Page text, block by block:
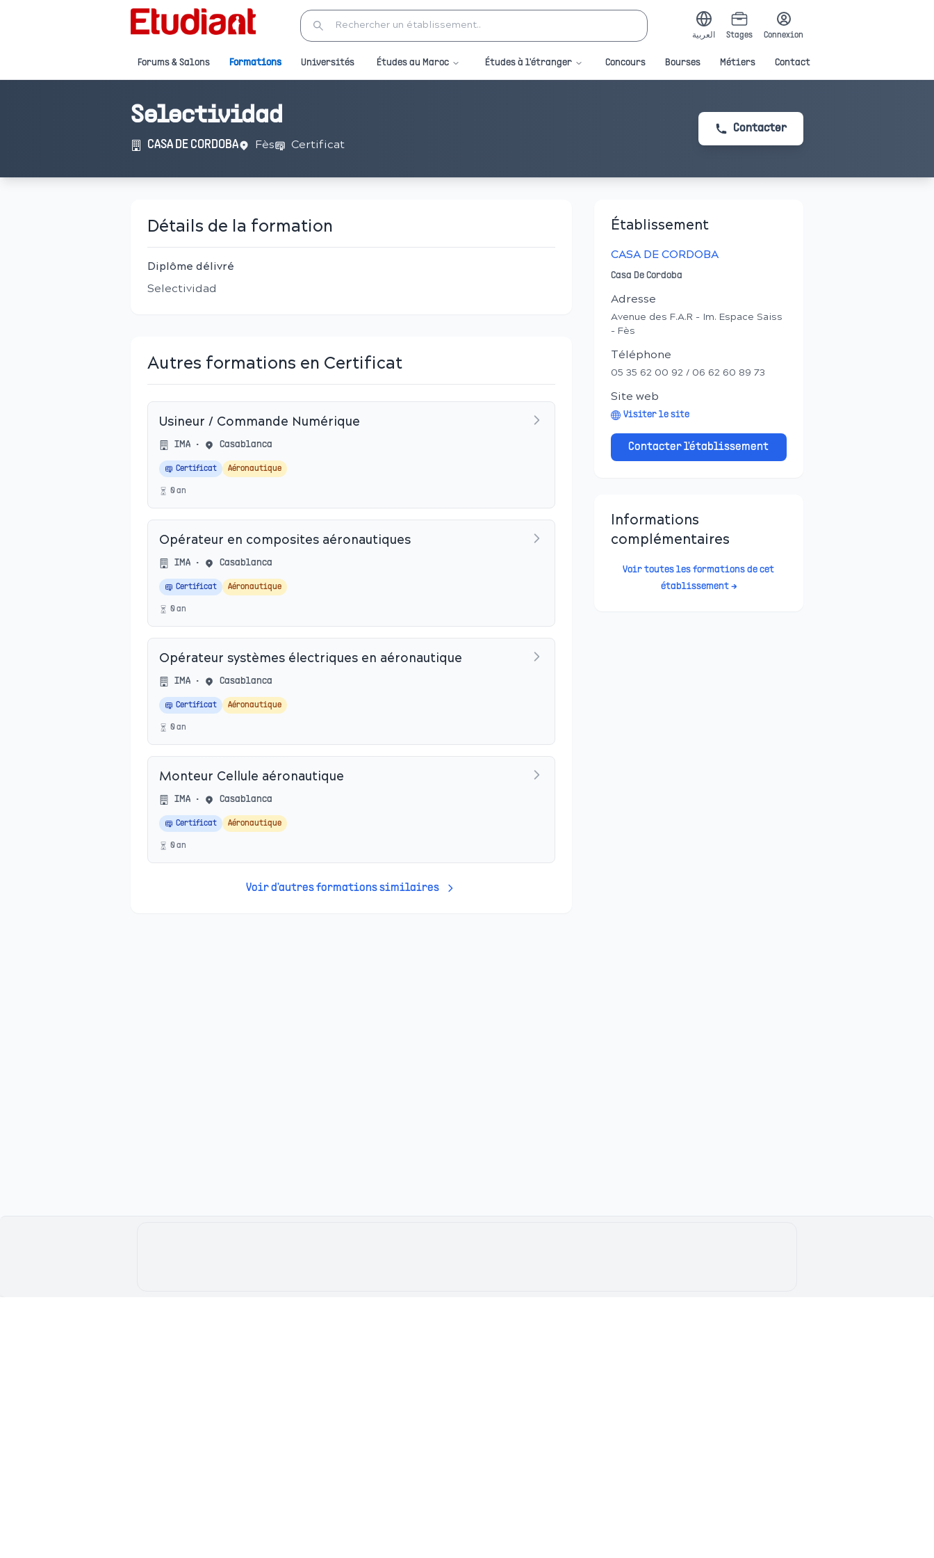
العربية Stages Connexion
Forums & Salons Formations Universités Études au Maroc Études à l'étranger Concours Bourses Métiers Contact
Selectividad
CASA DE CORDOBA Fès Certificat
Contacter
Détails de la formation
Diplôme délivré
Selectividad
Autres formations en Certificat
Usineur / Commande Numérique
IMA • Casablanca
Certificat Aéronautique
0an
Opérateur en composites aéronautiques
IMA • Casablanca
Certificat Aéronautique
0an
Opérateur systèmes électriques en aéronautique
IMA • Casablanca
Certificat Aéronautique
0an
Monteur Cellule aéronautique
IMA • Casablanca
Certificat Aéronautique
0an
Voir d'autres formations similaires
Établissement
CASA DE CORDOBA
Casa De Cordoba
Adresse
Avenue des F.A.R - Im. Espace Saiss
- Fès
Téléphone
05 35 62 00 92 / 06 62 60 89 73
Site web
Visiter le site
Contacter l'établissement
Informations
complémentaires
Voir toutes les formations de cet
établissement →